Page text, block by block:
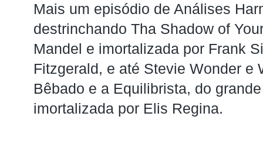
Mais um episódio de Análises
destrinchando Tha Shadow of
Mandel e imortalizada por Frank
Fitzgerald, e até Stevie Wonder e
Bêbado e a Equilibrista, do
imortalizada por Elis Regina.